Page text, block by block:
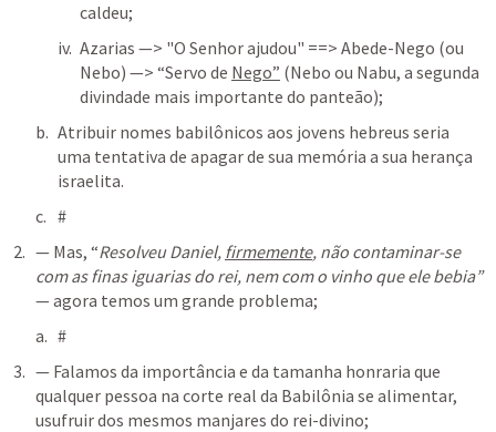
caldeu;
Azarias —> "O Senhor ajudou" ==> Abede-Nego (ou
Nebo) —> “Servo de Nego” (Nebo ou Nabu, a segunda
divindade mais importante do panteão);
Atribuir nomes babilônicos aos jovens hebreus seria
uma tentativa de apagar de sua memória a sua herança
israelita.
#
— Mas, “Resolveu Daniel, firmemente, não contaminar-se
com as finas iguarias do rei, nem com o vinho que ele bebia”
— agora temos um grande problema;
#
— Falamos da importância e da tamanha honraria que
qualquer pessoa na corte real da Babilônia se alimentar,
usufruir dos mesmos manjares do rei-divino;